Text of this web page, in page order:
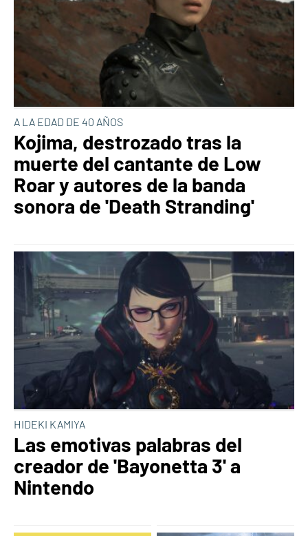
A LA EDAD DE 40 AÑOS
Kojima, destrozado tras la
muerte del cantante de Low
Roar y autores de la banda
sonora de 'Death Stranding'
HIDEKI KAMIYA
Las emotivas palabras del
creador de 'Bayonetta 3' a
Nintendo